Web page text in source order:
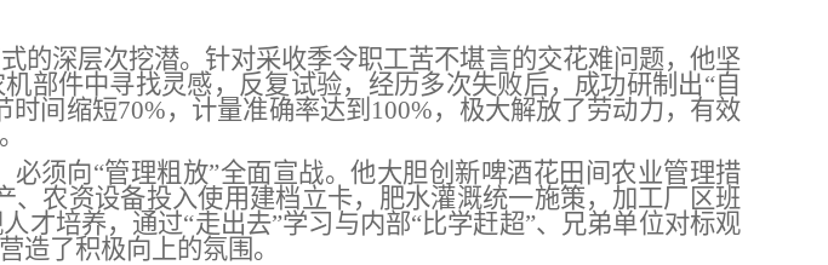
的深层次挖潜。针对采收季令职工苦不堪言的交花难问题，他坚
部件中寻找灵感，反复试验， 经历多次失败后，成功研制出“自
间缩短70%，计量准确率达到100%，极大解放了劳动力， 有效
必须向“管理粗放”全面宣战。他大胆创新啤酒花田间农业管理措
、农资设备投入使用建档立卡，肥水灌溉统一施策，加工厂区班
才培养，通过“走出去”学习与内部“比学赶超”、
兄弟单位对标观
营造了积极向上的氛围。